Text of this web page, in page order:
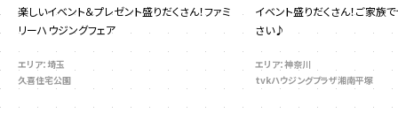
楽しいイベント＆プレゼント盛りだくさん！ファミ
リーハウジングフェア
エリア：埼玉
久喜住宅公園
イベント盛りだくさん！ご家族
さい♪
エリア：神奈川
tvkハウジングプラザ湘南平塚